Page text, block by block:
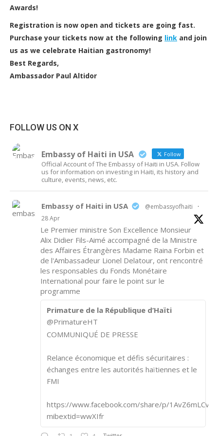
Awards!
Registration is now open and tickets are going fast.
Purchase your tickets now at the following link and join
us as we celebrate Haitian gastronomy!
Best Regards,
Ambassador Paul Altidor
FOLLOW US ON X
Embassy of Haiti in USA Follow
Official Account of The Embassy of Haiti in USA. Follow
us for information on investing in Haiti, its history and
culture, events, news, etc.
Embassy of Haiti in USA @embassyofhaiti
·
28 Apr
Le Premier ministre Son Excellence Monsieur
Alix Didier Fils-Aimé accompagné de la Ministre
des Affaires Étrangères Madame Raina Forbin et
de l'Ambassadeur Lionel Delatour, ont rencontré
les responsables du Fonds Monétaire
International pour faire le point sur le
programme
Primature de la République d’Haïti
@PrimatureHT
COMMUNIQUÉ DE PRESSE
Relance économique et défis sécuritaires :
échanges entre les autorités haïtiennes et le
FMI
https://www.facebook.com/share/p/1AvZ6mLCvk/
mibextid=wwXIfr